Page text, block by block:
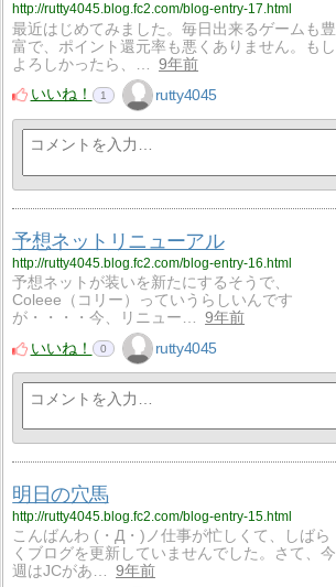
http://rutty4045.blog.fc2.com/blog-entry-17.html
最近はじめてみました。毎日出来るゲームも豊
富で、ポイント還元率も悪くありません。もし
よろしかったら、…
9年前
いいね！
1 rutty4045
予想ネットリニューアル
http://rutty4045.blog.fc2.com/blog-entry-16.html
予想ネットが装いを新たにするそうで、
Coleee（コリー）っていうらしいんです
が・・・・今、リニュー…
9年前
いいね！
0 rutty4045
明日の穴馬
http://rutty4045.blog.fc2.com/blog-entry-15.html
こんばんわ (・Д・)ノ仕事が忙しくて、しばら
くブログを更新していませんでした。さて、今
週はJCがあ…
9年前